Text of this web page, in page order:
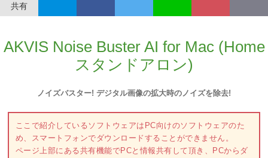
共有
AKVIS Noise Buster AI for Mac (Home
スタンドアロン)
ノイズバスター! デジタル画像の拡大時のノイズを除去!
ここで紹介しているソフトウェアはPC向けのソフトウェアのた
め、スマートフォンでダウンロードすることができません。
ページ上部にある共有機能でPCと情報共有して頂き、PCからダ